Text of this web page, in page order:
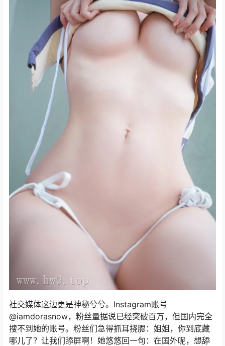
社交媒体这边更是神秘兮兮。Instagram账号
@iamdorasnow，粉丝量据说已经突破百万，但国内完全
搜不到她的账号。粉丝们急得抓耳挠腮：姐姐，你到底藏
哪儿了？让我们舔屏啊！她悠悠回一句：在国外呢，想舔